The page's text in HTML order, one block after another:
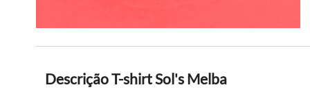
Descrição T-shirt Sol's Melba